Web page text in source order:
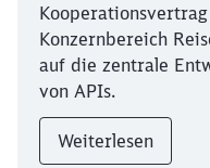
Konzernbereich
auf die zentrale
von APIs.
Weiterlesen